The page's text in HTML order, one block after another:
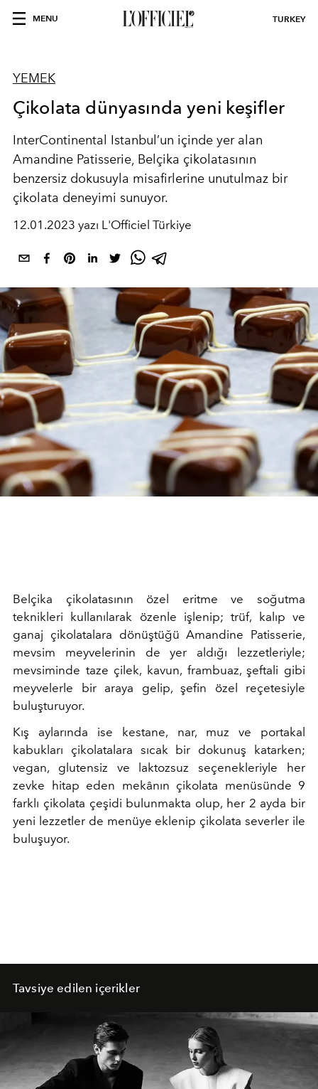
MENU TURKEY
YEMEK
Çikolata dünyasında yeni keşifler
InterContinental Istanbul’un içinde yer alan
Amandine Patisserie, Belçika çikolatasının
benzersiz dokusuyla misafirlerine unutulmaz bir
çikolata deneyimi sunuyor.
12.01.2023 yazı L'Officiel Türkiye
Belçika çikolatasının özel eritme ve soğutma
teknikleri kullanılarak özenle işlenip; trüf, kalıp ve
ganaj çikolatalara dönüştüğü Amandine Patisserie,
mevsim meyvelerinin de yer aldığı lezzetleriyle;
mevsiminde taze çilek, kavun, frambuaz, şeftali gibi
meyvelerle bir araya gelip, şefin özel reçetesiyle
buluşturuyor.
Kış aylarında ise kestane, nar, muz ve portakal
kabukları çikolatalara sıcak bir dokunuş katarken;
vegan, glutensiz ve laktozsuz seçenekleriyle her
zevke hitap eden mekânın çikolata menüsünde 9
farklı çikolata çeşidi bulunmakta olup, her 2 ayda bir
yeni lezzetler de menüye eklenip çikolata severler ile
buluşuyor.
Tavsiye edilen içerikler